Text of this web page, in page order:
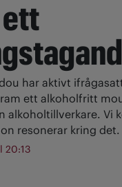
har aktivt
ett alkoholfritt
alkoholtillverkare. Vi
resonerar kring det.
20:13